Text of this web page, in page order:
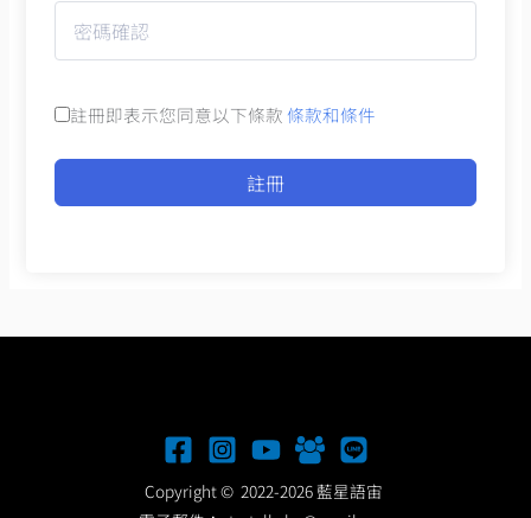
註冊即表示您同意以下條款 條款和條件
註冊
Copyright © 2022-2026 藍星語宙